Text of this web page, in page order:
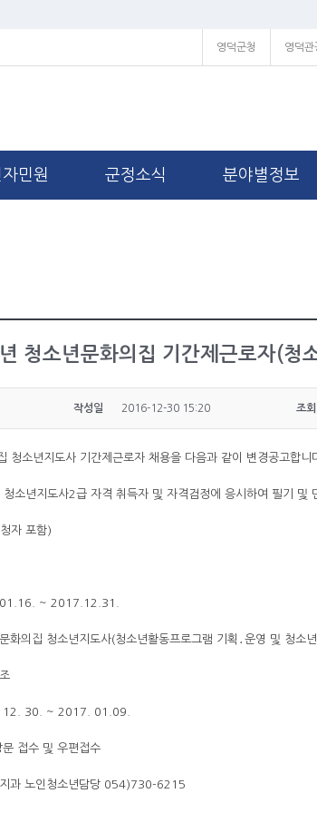
영덕군청 영덕관
자민원 군정소식 분야별정보
청소년문화의집 기간제근로자(청
작성일 2016-12-30 15:20 조회
청소년지도사 기간제근로자 채용을 다음과 같이 변경공고합니
소년지도사2급 자격 취득자 및 자격검정에 응시하여 필기 및
자 포함)
~ 2017.12.31.
화의집 청소년지도사(청소년활동프로그램 기획․운영 및 청소
12. 30. ~ 2017. 01.09.
접수 및 우편접수
과 노인청소년담당 054)730-6215